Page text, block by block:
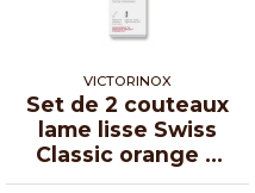
VICTORINOX
Set de 2 couteaux
lame lisse Swiss
Classic orange 8
cm